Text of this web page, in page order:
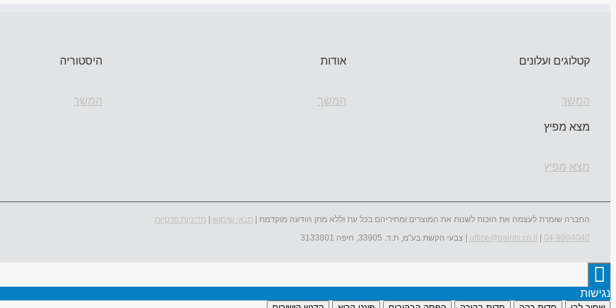
קטלוגים ועלונים
המשך
אודות
המשך
היסטוריה
המשך
מצא מפיץ
מצא מפיץ
החברה שומרת לעצמה את הזכות לשנות את המוצרים ומחיריהם בכל עת וללא מתן הודעה מוקדמת | תנאי שימוש
מדיניות פרטיות
04-9994040
office@paints.co.il | צבעי הקשת בע"מ, ת.ד. 33905, חיפה 3133801
נגישות